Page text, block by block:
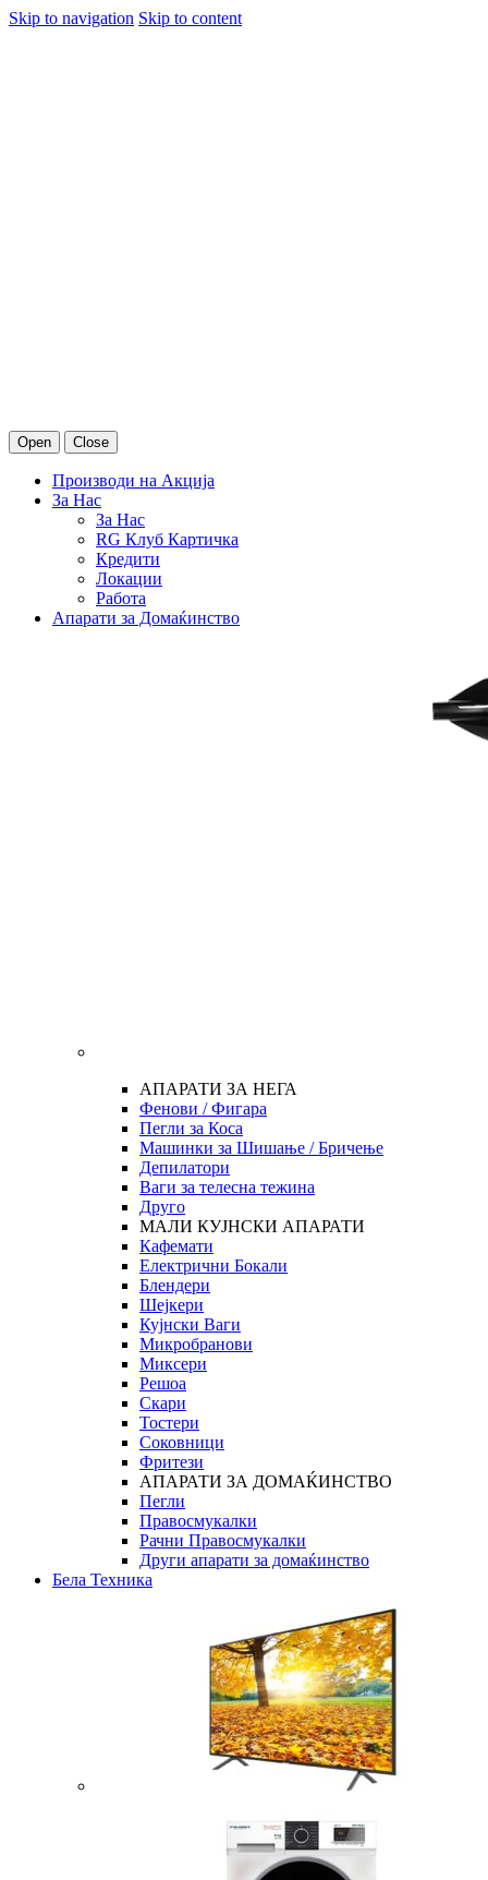
Skip to navigation Skip to content
Open Close
Производи на Акција
За Нас
За Нас
RG Клуб Картичка
Кредити
Локации
Работа
Апарати за Домаќинство
АПАРАТИ ЗА НЕГА
Фенови / Фигара
Пегли за Коса
Машинки за Шишање / Бричење
Депилатори
Ваги за телесна тежина
Друго
МАЛИ КУЈНСКИ АПАРАТИ
Кафемати
Електрични Бокали
Блендери
Шејкери
Кујнски Ваги
Микробранови
Миксери
Решоа
Скари
Тостери
Соковници
Фритези
АПАРАТИ ЗА ДОМАЌИНСТВО
Пегли
Правосмукалки
Рачни Правосмукалки
Други апарати за домаќинство
Бела Техника